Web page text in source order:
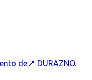
de📍 DURAZNO.